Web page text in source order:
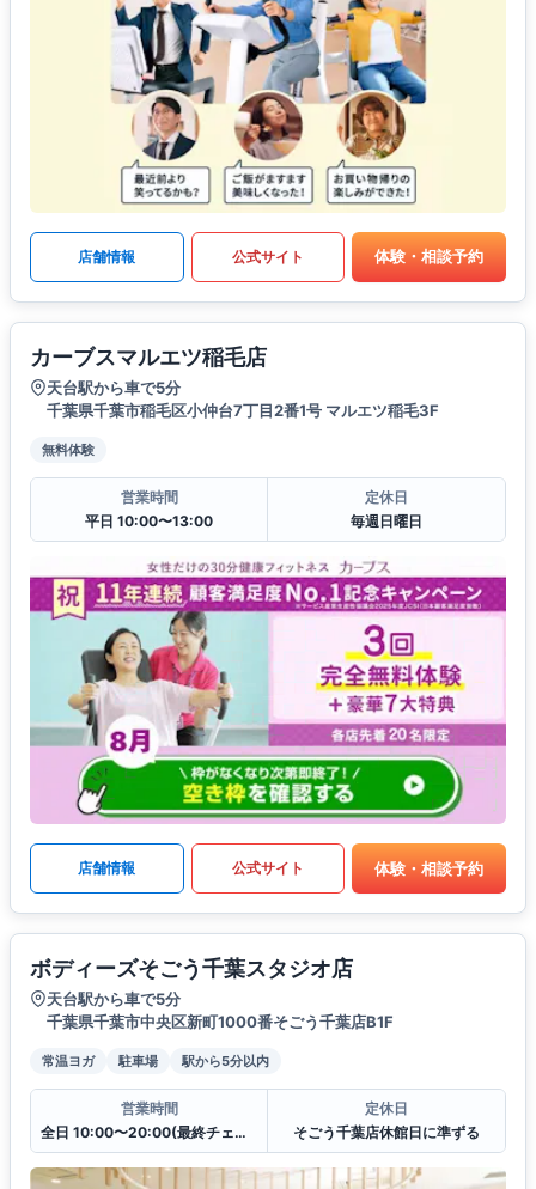
店舗情報 公式サイト 体験・相談予約
カーブスマルエツ稲毛店
天台駅から車で5分
千葉県千葉市稲毛区小仲台7丁目2番1号 マルエツ稲毛3F
無料体験
営業時間
平日 10:00〜13:00
定休日
毎週日曜日
店舗情報 公式サイト 体験・相談予約
ボディーズそごう千葉スタジオ店
天台駅から車で5分
千葉県千葉市中央区新町1000番そごう千葉店B1F
常温ヨガ 駐車場 駅から5分以内
営業時間
全日 10:00〜20:00(最終チェックイン19:30)
定休日
そごう千葉店休館日に準ずる